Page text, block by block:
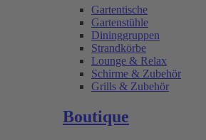
Gartentische
Gartenstühle
Dininggruppen
Strandkörbe
Lounge & Relax
Schirme & Zubehör
Grills & Zubehör
Boutique